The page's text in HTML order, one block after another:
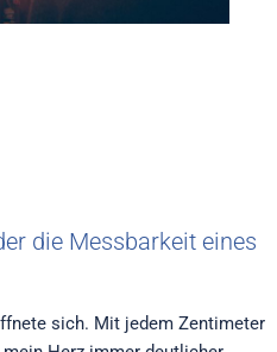
die Messbarkeit eines
sich. Mit jedem Zentimeter